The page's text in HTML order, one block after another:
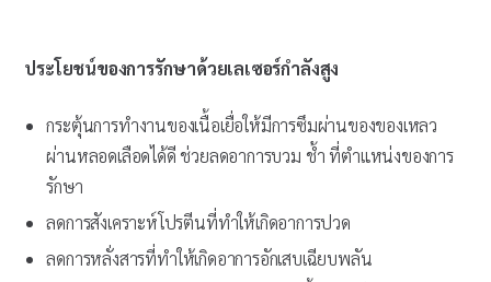
ประโยชน์ของการรักษาด้วยเลเซอร์กำลังสูง
กระตุ้นการทำงานของเนื้อเยื่อให้มีการซึมผ่านของของเหลว
ผ่านหลอดเลือดได้ดี ช่วยลดอาการบวม ช้ำ ที่ตำแหน่งของการ
รักษา
ลดการสังเคราะห์โปรตีนที่ทำให้เกิดอาการปวด
ลดการหลั่งสารที่ทำให้เกิดอาการอักเสบเฉียบพลัน